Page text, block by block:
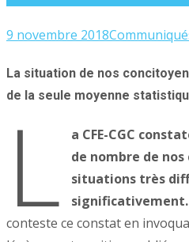
9 novembre 2018
La situation de nos
de la seule moyenne
L
a CFE-CGC
de nombre de
situations très
significativement.
conteste ce constat en